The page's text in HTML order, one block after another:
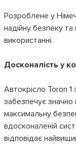
Розроблене у
надійну безпеку
використанні.
Досконалість у
Автокрісло Toron
забезпечує значно
максимальну
вдосконаленій
відповідає